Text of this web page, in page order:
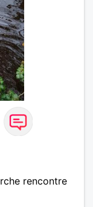
rencontre